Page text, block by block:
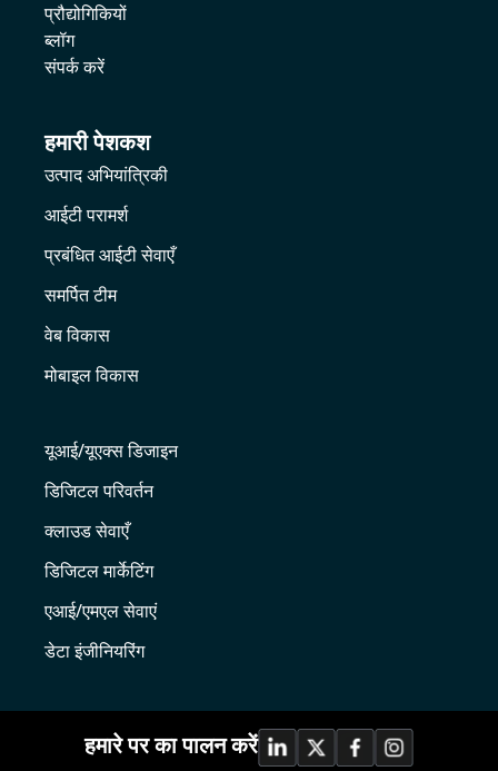
प्रौद्योगिकियों
ब्लॉग
संपर्क करें
हमारी पेशकश
उत्पाद अभियांत्रिकी
आईटी परामर्श
प्रबंधित आईटी सेवाएँ
समर्पित टीम
वेब विकास
मोबाइल विकास
यूआई/यूएक्स डिजाइन
डिजिटल परिवर्तन
क्लाउड सेवाएँ
डिजिटल मार्केटिंग
एआई/एमएल सेवाएं
डेटा इंजीनियरिंग
हमारे पर का पालन करें